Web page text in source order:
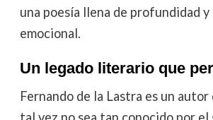
una poesía llena de profundidad y
emocional.
Un legado literario que
Fernando de la Lastra es un autor